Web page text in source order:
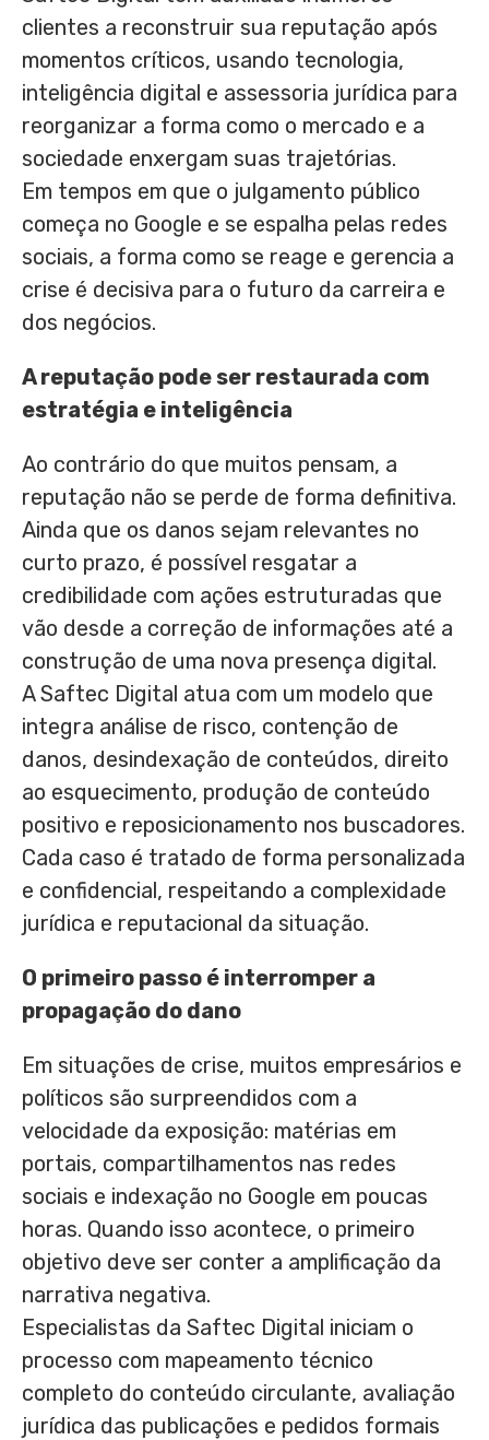
clientes a reconstruir sua reputação após
momentos críticos, usando tecnologia,
inteligência digital e assessoria jurídica para
reorganizar a forma como o mercado e a
sociedade enxergam suas trajetórias.
Em tempos em que o julgamento público
começa no Google e se espalha pelas redes
sociais, a forma como se reage e gerencia a
crise é decisiva para o futuro da carreira e
dos negócios.
A reputação pode ser restaurada com
estratégia e inteligência
Ao contrário do que muitos pensam, a
reputação não se perde de forma definitiva.
Ainda que os danos sejam relevantes no
curto prazo, é possível resgatar a
credibilidade com ações estruturadas que
vão desde a correção de informações até a
construção de uma nova presença digital.
A Saftec Digital atua com um modelo que
integra análise de risco, contenção de
danos, desindexação de conteúdos, direito
ao esquecimento, produção de conteúdo
positivo e reposicionamento nos buscadores.
Cada caso é tratado de forma personalizada
e confidencial, respeitando a complexidade
jurídica e reputacional da situação.
O primeiro passo é interromper a
propagação do dano
Em situações de crise, muitos empresários e
políticos são surpreendidos com a
velocidade da exposição: matérias em
portais, compartilhamentos nas redes
sociais e indexação no Google em poucas
horas. Quando isso acontece, o primeiro
objetivo deve ser conter a amplificação da
narrativa negativa.
Especialistas da Saftec Digital iniciam o
processo com mapeamento técnico
completo do conteúdo circulante, avaliação
jurídica das publicações e pedidos formais